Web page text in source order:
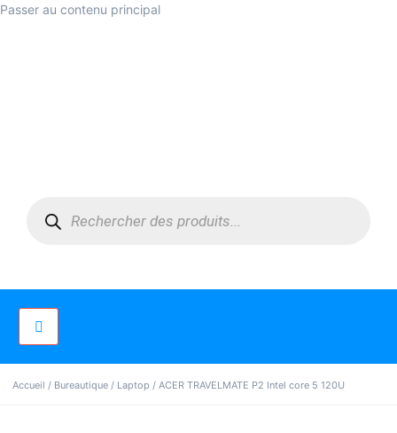
Passer au contenu principal
Accueil / Bureautique / Laptop / ACER TRAVELMATE P2 Intel core 5 120U